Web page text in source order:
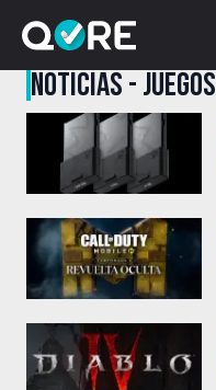
NOTICIAS - JUEGOS